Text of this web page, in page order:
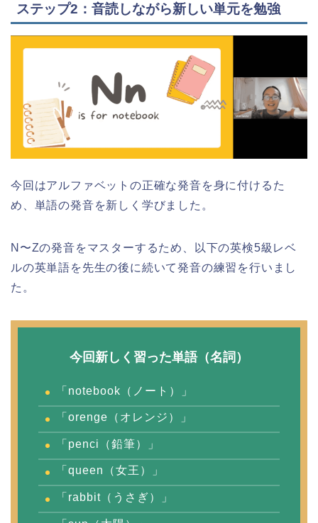
ステップ2：音読しながら新しい単元を勉強
今回はアルファベットの正確な発音を身に付けるた
め、単語の発音を新しく学びました。
N〜Zの発音をマスターするため、以下の英検5級レベ
ルの英単語を先生の後に続いて発音の練習を行いまし
た。
今回新しく習った単語（名詞）
「notebook（ノート）」
「orenge（オレンジ）」
「penci（鉛筆）」
「queen（女王）」
「rabbit（うさぎ）」